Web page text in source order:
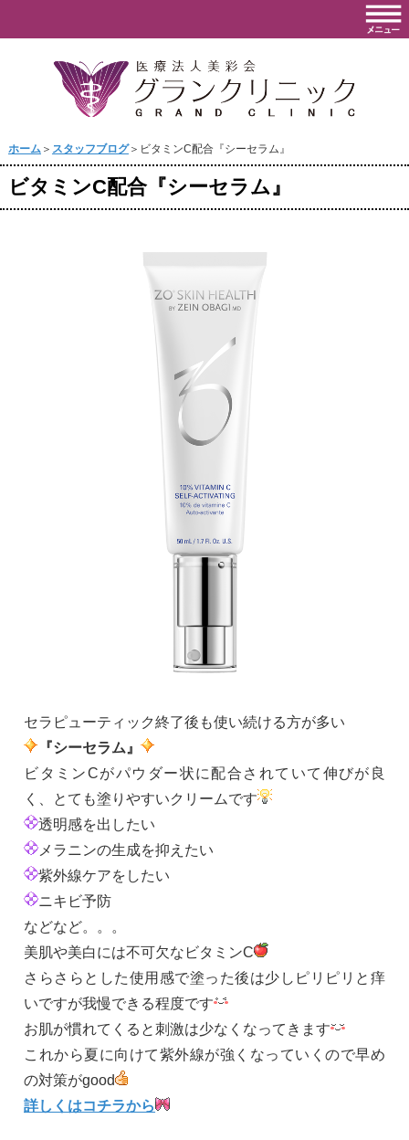
ホーム＞ スタッフブログ＞ビタミンC配合『シーセラム』
ビタミンC配合『シーセラム』
セラピューティック終了後も使い続ける方が多い
『シーセラム』
ビタミンCがパウダー状に配合されていて伸びが良
く、とても塗りやすいクリームです
透明感を出したい
メラニンの生成を抑えたい
紫外線ケアをしたい
ニキビ予防
などなど。。。
美肌や美白には不可欠なビタミンC
さらさらとした使用感で塗った後は少しピリピリと痒
いですが我慢できる程度です
お肌が慣れてくると刺激は少なくなってきます
これから夏に向けて紫外線が強くなっていくので早め
の対策がgood
詳しくはコチラから